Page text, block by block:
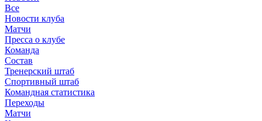
Все
Новости клуба
Матчи
Пресса о клубе
Команда
Состав
Тренерский штаб
Спортивный штаб
Командная статистика
Переходы
Матчи